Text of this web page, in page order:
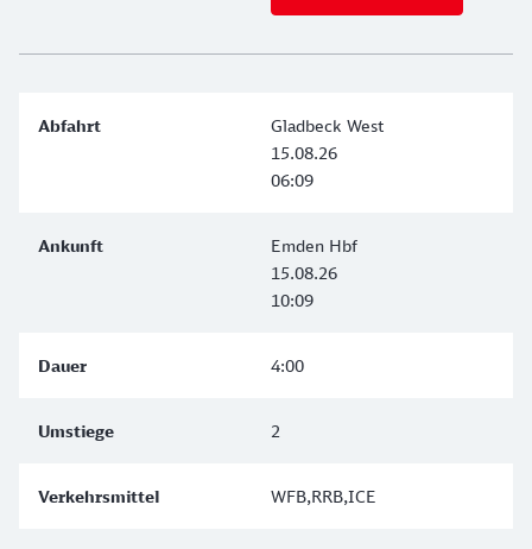
Gladbeck West
15.08.26
06:09
Emden Hbf
15.08.26
10:09
4:00
2
WFB,RRB,ICE